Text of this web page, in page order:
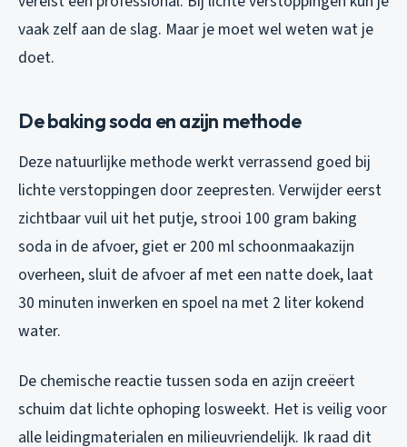
vaak zelf aan de slag. Maar je moet wel weten wat je
doet.
De baking soda en azijn methode
Deze natuurlijke methode werkt verrassend goed bij
lichte verstoppingen door zeepresten. Verwijder eerst
zichtbaar vuil uit het putje, strooi 100 gram baking
soda in de afvoer, giet er 200 ml schoonmaakazijn
overheen, sluit de afvoer af met een natte doek, laat
30 minuten inwerken en spoel na met 2 liter kokend
water.
De chemische reactie tussen soda en azijn creëert
schuim dat lichte ophoping losweekt. Het is veilig voor
alle leidingmaterialen en milieuvriendelijk. Ik raad dit